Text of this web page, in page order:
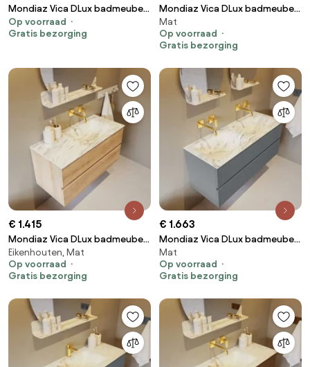
Mondiaz Vica DLux badmeubel
90cm rust 2 lades met
wastafel frappe midden 1
Op voorraad
Gratis bezorging
Mondiaz Vica DLux badmeubel
110cm plata 2 lades met
wastafel frappe rechts zonder
kraangat
Mat
Op voorraad
Gratis bezorging
€ 1.415
Mondiaz Vica DLux badmeubel
100cm washed oak 2 lades met
wastafel glace rechts zonder
kraangat
Eikenhouten, Mat
Op voorraad
Gratis bezorging
€ 1.663
Mondiaz Vica DLux badmeubel
120cm plata 2 lades met
wastafel glace dubbel zonder
kraangat
Mat
Op voorraad
Gratis bezorging